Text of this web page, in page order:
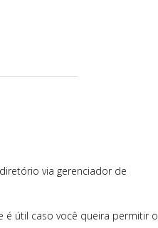
via gerenciador de
é útil caso você queira permitir o